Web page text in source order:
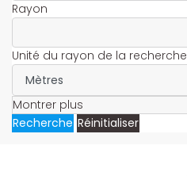
Rayon
Unité du rayon de la recherche
Montrer plus
Recherche Réinitialiser